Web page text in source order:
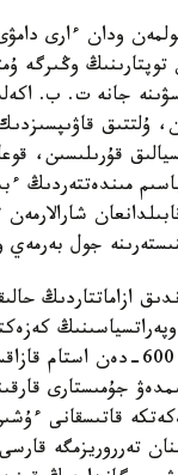
ودان ءارى
وڭىرگە
جانە ت. ب.
ۇلتتىق
قۇرىلىسىن،
مىندەتتەردىڭ
جول بەرمەي
ازاماتتاردىڭ
تيگىزدى، ناتيجەسىندە
جۇمىستارى
قاتىسقانى ءۇشىن
تەرروريزمگە